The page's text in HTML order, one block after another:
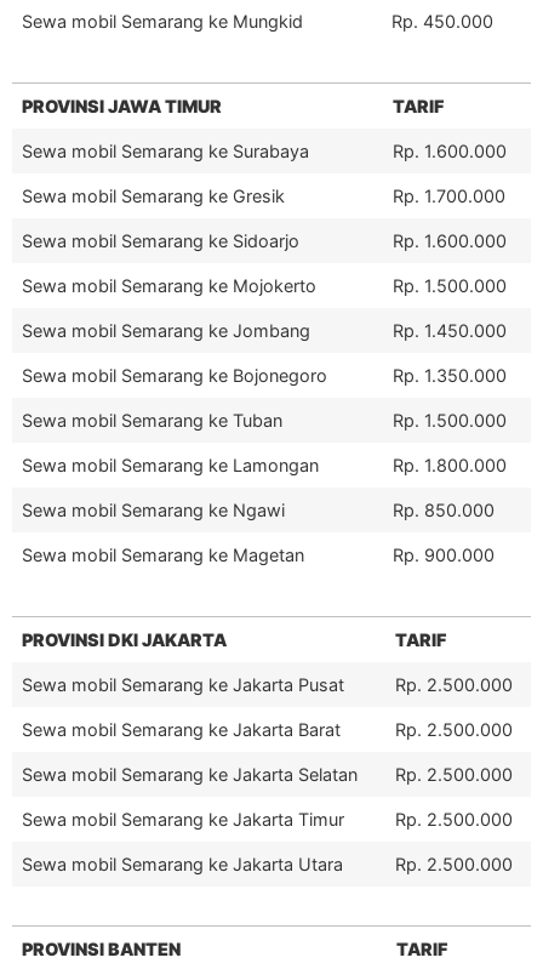
Sewa mobil Semarang ke Mungkid Rp. 450.000
PROVINSI JAWA TIMUR TARIF
Sewa mobil Semarang ke Surabaya Rp. 1.600.000
Sewa mobil Semarang ke Gresik Rp. 1.700.000
Sewa mobil Semarang ke Sidoarjo Rp. 1.600.000
Sewa mobil Semarang ke Mojokerto Rp. 1.500.000
Sewa mobil Semarang ke Jombang Rp. 1.450.000
Sewa mobil Semarang ke Bojonegoro Rp. 1.350.000
Sewa mobil Semarang ke Tuban Rp. 1.500.000
Sewa mobil Semarang ke Lamongan Rp. 1.800.000
Sewa mobil Semarang ke Ngawi Rp. 850.000
Sewa mobil Semarang ke Magetan Rp. 900.000
PROVINSI DKI JAKARTA TARIF
Sewa mobil Semarang ke Jakarta Pusat Rp. 2.500.000
Sewa mobil Semarang ke Jakarta Barat Rp. 2.500.000
Sewa mobil Semarang ke Jakarta Selatan Rp. 2.500.000
Sewa mobil Semarang ke Jakarta Timur Rp. 2.500.000
Sewa mobil Semarang ke Jakarta Utara Rp. 2.500.000
PROVINSI BANTEN TARIF